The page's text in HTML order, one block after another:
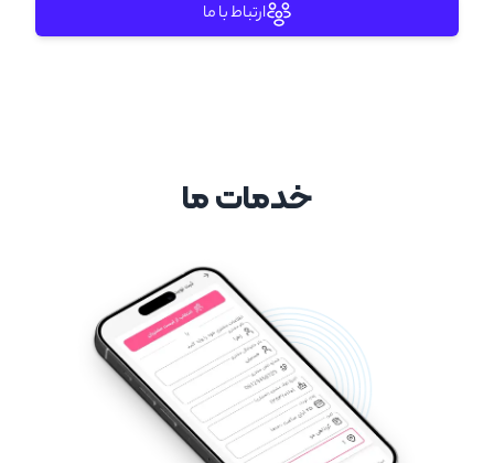
ارتباط با ما
خدمات ما